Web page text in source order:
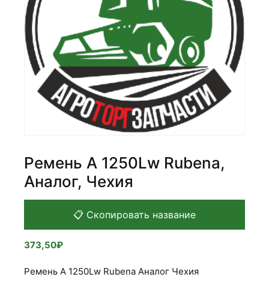
Ремень А 1250Lw Rubena,
Аналог, Чехия
📋 Скопировать название
373,50₽
Ремень А 1250Lw Rubena Аналог Чехия